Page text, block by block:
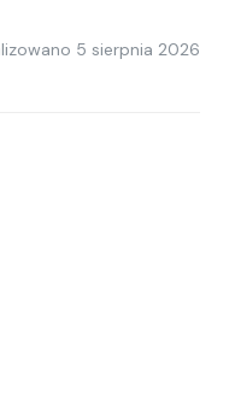
5 sierpnia 2026